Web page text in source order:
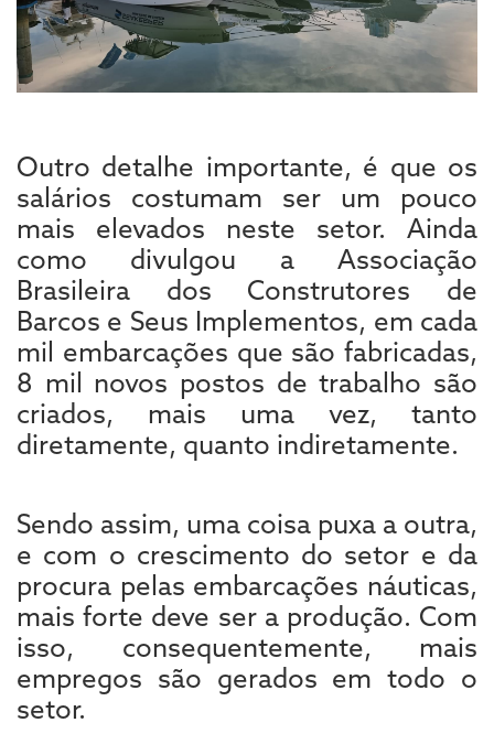
Outro detalhe importante, é que os
salários costumam ser um pouco
mais elevados neste setor. Ainda
como divulgou a Associação
Brasileira dos Construtores de
Barcos e Seus Implementos, em cada
mil embarcações que são fabricadas,
8 mil novos postos de trabalho são
criados, mais uma vez, tanto
diretamente, quanto indiretamente.
Sendo assim, uma coisa puxa a outra,
e com o crescimento do setor e da
procura pelas embarcações náuticas,
mais forte deve ser a produção. Com
isso, consequentemente, mais
empregos são gerados em todo o
setor.